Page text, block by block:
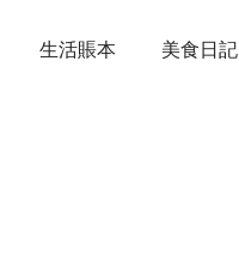
生活賬本 美食日記